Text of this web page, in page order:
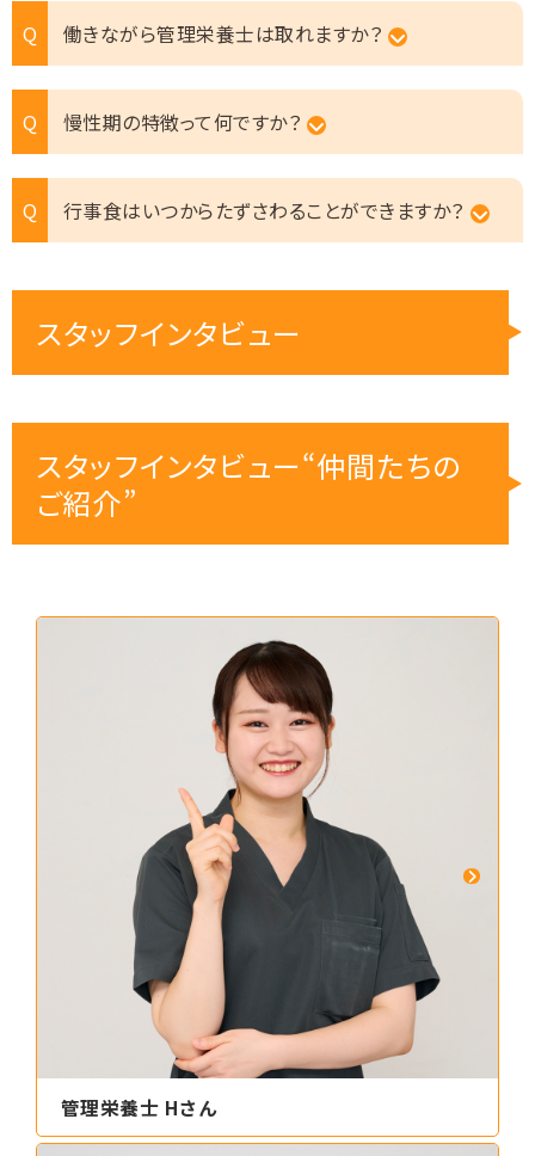
働きながら管理栄養士は取れますか？
慢性期の特徴って何ですか？
行事食はいつからたずさわることができますか？
スタッフインタビュー
スタッフインタビュー“仲間たちの
ご紹介”
管理栄養士 Hさん